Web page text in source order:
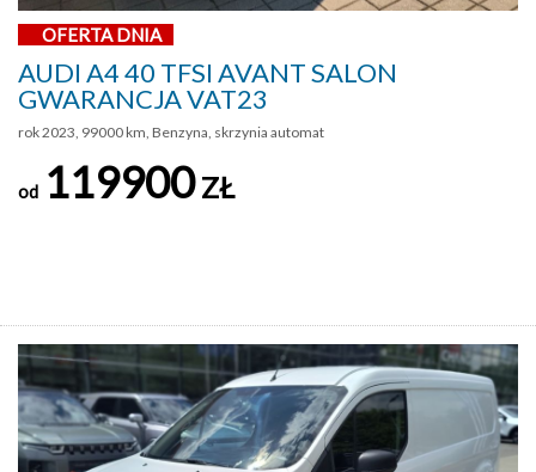
OFERTA DNIA
AUDI A4 40 TFSI AVANT SALON
GWARANCJA VAT23
rok 2023, 99000 km, Benzyna, skrzynia automat
od 119900ZŁ